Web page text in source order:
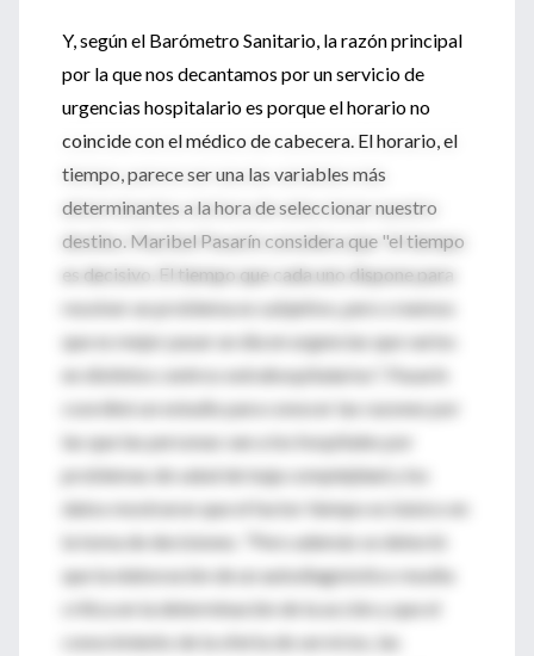
Y, según el Barómetro Sanitario, la razón principal
por la que nos decantamos por un servicio de
urgencias hospitalario es porque el horario no
coincide con el médico de cabecera. El horario, el
tiempo, parece ser una las variables más
determinantes a la hora de seleccionar nuestro
destino. Maribel Pasarín considera que "el tiempo
es decisivo. El tiempo que cada uno dispone para
resolver un problema es subjetivo, pero creemos
que es mejor pasar un día en urgencias que varios
en distintos centros extrahospitalarios". Pasarín
coordinó un estudio para conocer las razones por
las que las personas van a los hospitales por
problemas de salud de baja complejidad y los
datos mostraron que el factor tiempo es básico en
la toma de decisiones. "Pero además se detectó
que la elaboración de un autodiagnóstico resulta
crítica en la determinación de la acción y que el
conocimiento de la oferta de servicios, las